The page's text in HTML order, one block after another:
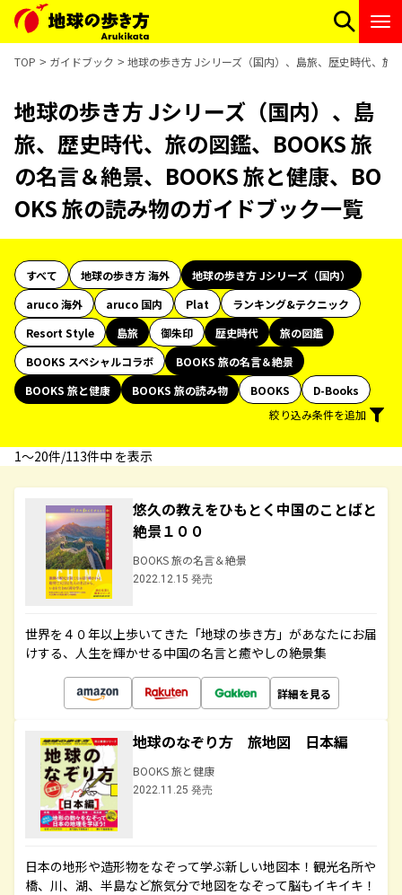
TOP ガイドブック 地球の歩き方 Jシリーズ（国内）、島旅、歴史時代、旅
地球の歩き方 Jシリーズ（国内）、島
旅、歴史時代、旅の図鑑、BOOKS 旅
の名言＆絶景、BOOKS 旅と健康、BO
OKS 旅の読み物のガイドブック一覧
すべて 地球の歩き方 海外
地球の歩き方 Jシリーズ（国内）
aruco 海外
aruco 国内 Plat
ランキング&テクニック
Resort Style
島旅 御朱印 歴史時代
旅の図鑑
BOOKS スペシャルコラボ
BOOKS 旅の名言＆絶景
BOOKS 旅と健康
BOOKS 旅の読み物 BOOKS
D-Books
絞り込み条件を追加
1〜20件/113件中 を表示
悠久の教えをひもとく中国のことばと
絶景１００
BOOKS 旅の名言＆絶景
2022.12.15 発売
世界を４０年以上歩いてきた「地球の歩き方」があなたにお届
けする、人生を輝かせる中国の名言と癒やしの絶景集
詳細を見る
地球のなぞり方 旅地図 日本編
BOOKS 旅と健康
2022.11.25 発売
日本の地形や造形物をなぞって学ぶ新しい地図本！観光名所や
橋、川、湖、半島など旅気分で地図をなぞって脳もイキイキ！